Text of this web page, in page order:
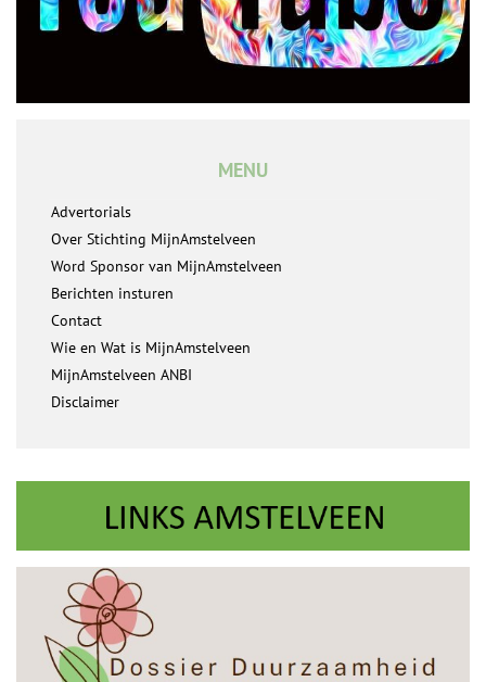
MENU
Advertorials
Over Stichting MijnAmstelveen
Word Sponsor van MijnAmstelveen
Berichten insturen
Contact
Wie en Wat is MijnAmstelveen
MijnAmstelveen ANBI
Disclaimer